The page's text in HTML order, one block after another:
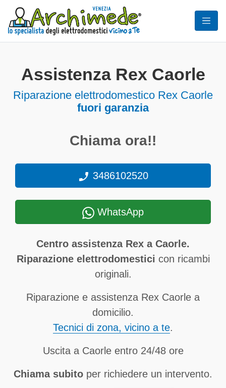
Assistenza Rex Caorle
Riparazione elettrodomestico Rex Caorle
fuori garanzia
Chiama ora!!
3486102520
WhatsApp
Centro assistenza Rex a Caorle.
Riparazione elettrodomestici con ricambi
originali.
Riparazione e assistenza Rex Caorle a
domicilio.
Tecnici di zona, vicino a te.
Uscita a Caorle entro 24/48 ore
Chiama subito per richiedere un intervento.